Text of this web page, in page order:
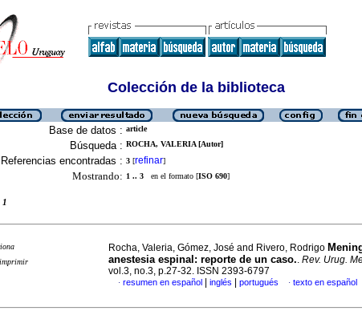
Colección de la biblioteca
Base de datos : article
Búsqueda : ROCHA, VALERIA [Autor]
Referencias encontradas : 3 [refinar]
Mostrando: 1 .. 3 en el formato [ISO 690]
1
Rocha, Valeria, Gómez, José and Rivero, Rodrigo
anestesia espinal: reporte de un caso.. Rev. Urug.
vol.3, no.3, p.27-32. ISSN 2393-6797
· resumen en español inglés portugués · texto en español